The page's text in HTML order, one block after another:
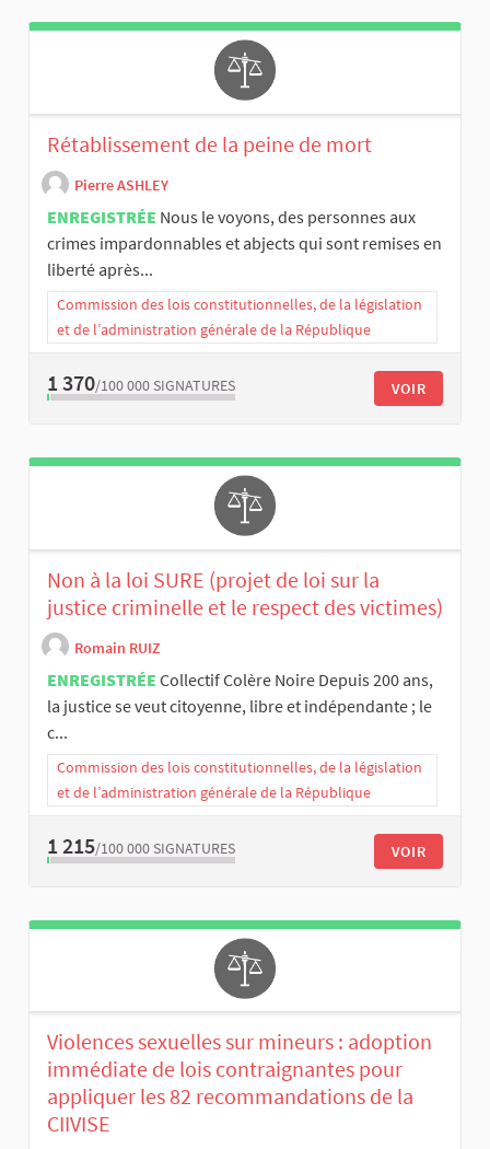
Rétablissement de la peine de mort
Pierre ASHLEY
ENREGISTRÉE Nous le voyons, des personnes aux
crimes impardonnables et abjects qui sont remises en
liberté après...
Commission des lois constitutionnelles, de la législation
et de l’administration générale de la République
1 370/100 000 SIGNATURES VOIR
Non à la loi SURE (projet de loi sur la
justice criminelle et le respect des victimes)
Romain RUIZ
ENREGISTRÉE Collectif Colère Noire Depuis 200 ans,
la justice se veut citoyenne, libre et indépendante ; le
c...
Commission des lois constitutionnelles, de la législation
et de l’administration générale de la République
1 215/100 000 SIGNATURES VOIR
Violences sexuelles sur mineurs : adoption
immédiate de lois contraignantes pour
appliquer les 82 recommandations de la
CIIVISE